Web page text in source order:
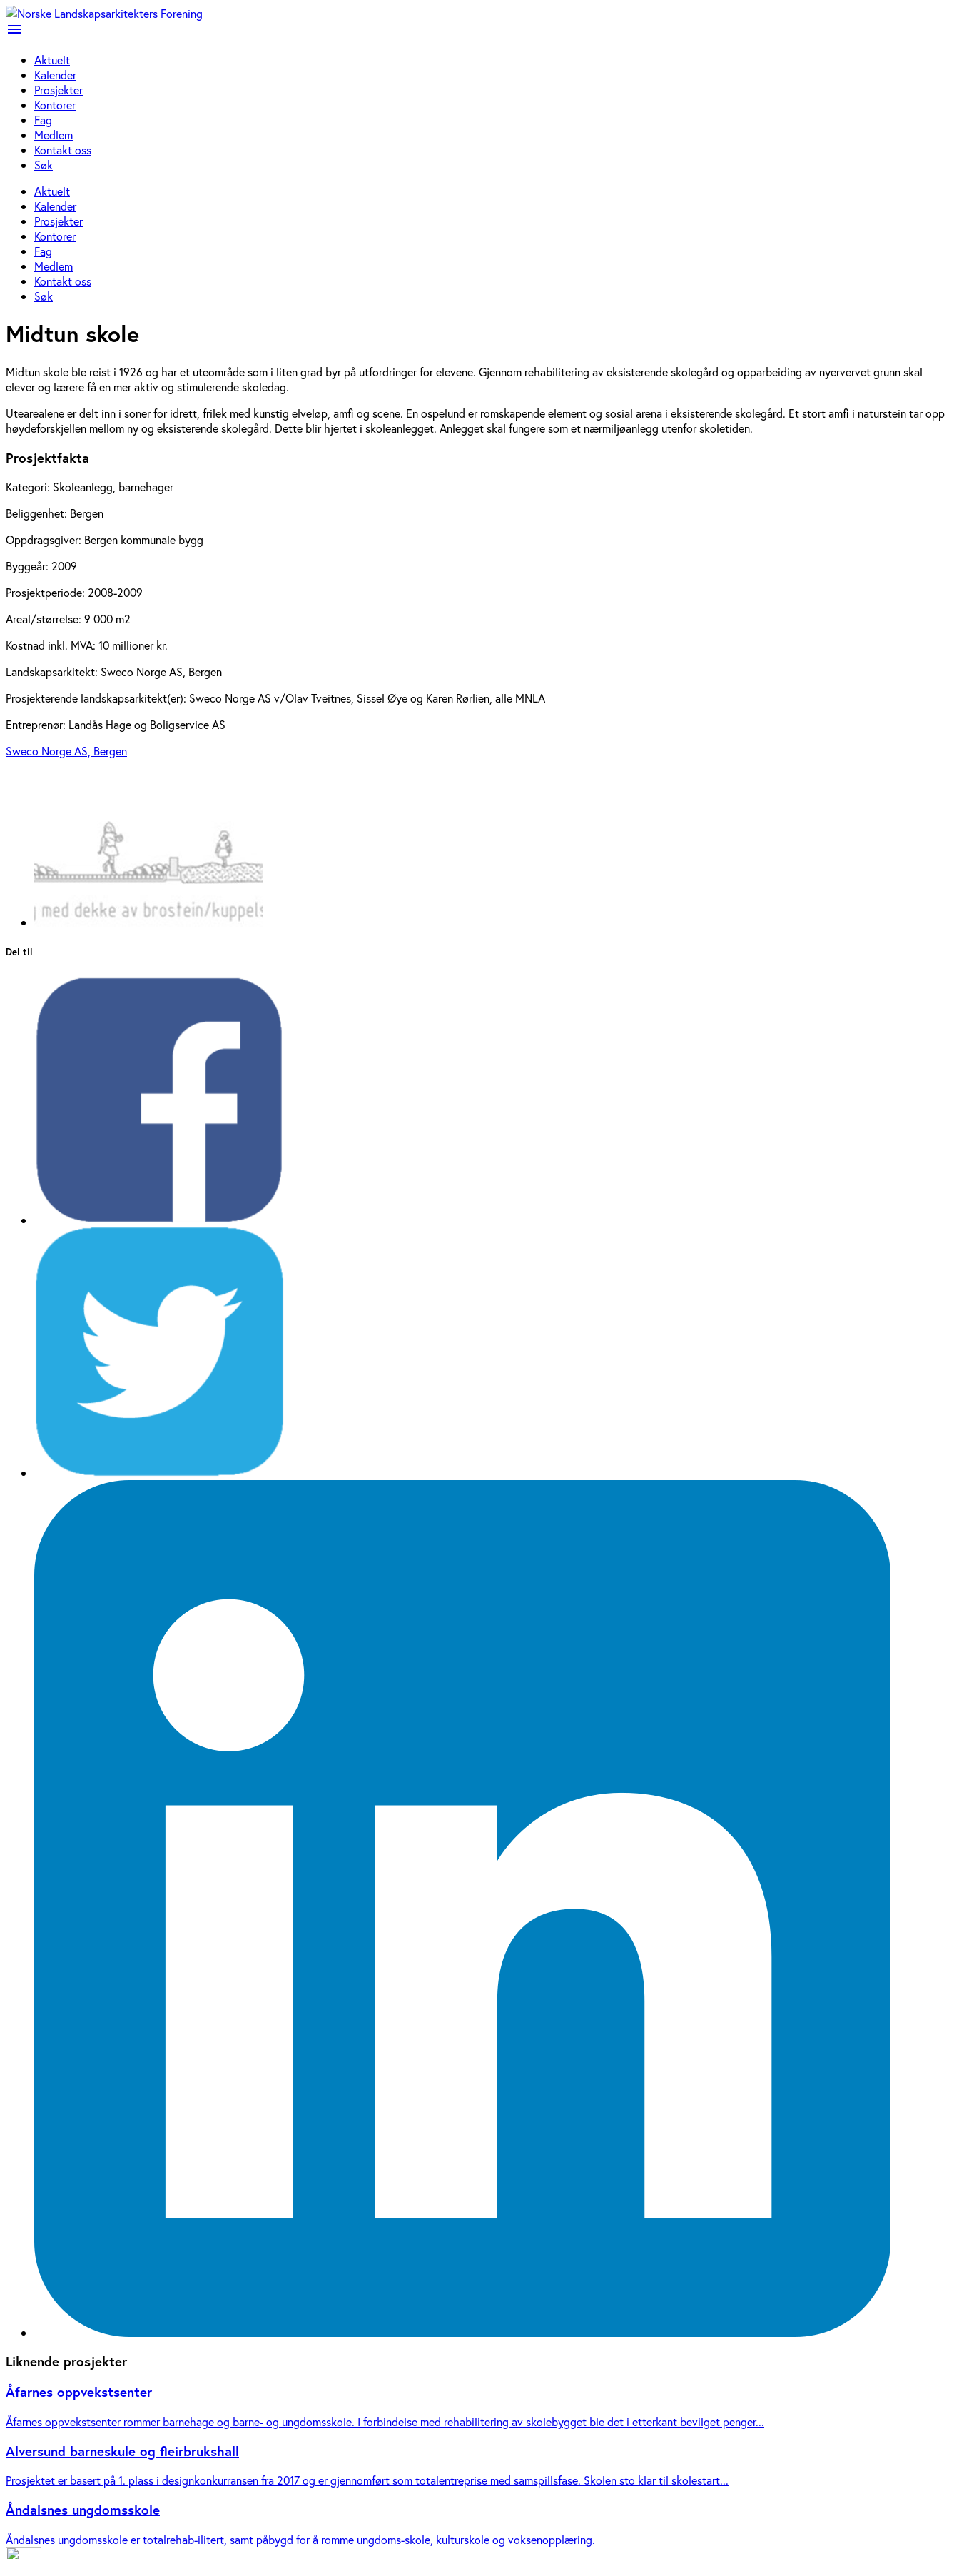
menu
Aktuelt
Kalender
Prosjekter
Kontorer
Fag
Medlem
Kontakt oss
Søk
Aktuelt
Kalender
Prosjekter
Kontorer
Fag
Medlem
Kontakt oss
Søk
Midtun skole
Midtun skole ble reist i 1926 og har et uteområde som i liten grad byr på utfordringer for elevene. Gjennom rehabilitering av eksisterende skolegård og opparbeiding av nyervervet grunn skal
elever og lærere få en mer aktiv og stimulerende skoledag.
Utearealene er delt inn i soner for idrett, frilek med kunstig elveløp, amfi og scene. En ospelund er romskapende element og sosial arena i eksisterende skolegård. Et stort amfi i naturstein tar opp
høydeforskjellen mellom ny og eksisterende skolegård. Dette blir hjertet i skoleanlegget. Anlegget skal fungere som et nærmiljøanlegg utenfor skoletiden.
Prosjektfakta
Kategori: Skoleanlegg, barnehager
Beliggenhet: Bergen
Oppdragsgiver: Bergen kommunale bygg
Byggeår: 2009
Prosjektperiode: 2008-2009
Areal/størrelse: 9 000 m2
Kostnad inkl. MVA: 10 millioner kr.
Landskapsarkitekt: Sweco Norge AS, Bergen
Prosjekterende landskapsarkitekt(er): Sweco Norge AS v/Olav Tveitnes, Sissel Øye og Karen Rørlien, alle MNLA
Entreprenør: Landås Hage og Boligservice AS
Sweco Norge AS, Bergen
Del til
Liknende prosjekter
Åfarnes oppvekstsenter
Åfarnes oppvekstsenter rommer barnehage og barne- og ungdomsskole. I forbindelse med rehabilitering av skolebygget ble det i etterkant bevilget penger...
Alversund barneskule og fleirbrukshall
Prosjektet er basert på 1. plass i designkonkurransen fra 2017 og er gjennomført som totalentreprise med samspillsfase. Skolen sto klar til skolestart...
Åndalsnes ungdomsskole
Åndalsnes ungdomsskole er totalrehab-ilitert, samt påbygd for å romme ungdoms-skole, kulturskole og voksenopplæring.